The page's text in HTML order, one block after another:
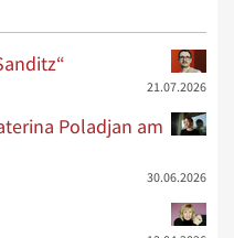
21.07.2026
Poladjan am
30.06.2026